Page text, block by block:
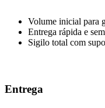
Volume inicial para
Entrega rápida e
Sigilo total com
Entrega